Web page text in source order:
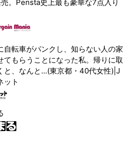
。Pensta史上最も豪華な7点入り
自転車がパンクし、知らない人の家
てもらうことになった私。帰りに取
と、なんと...(東京都・40代女性)|J
ット